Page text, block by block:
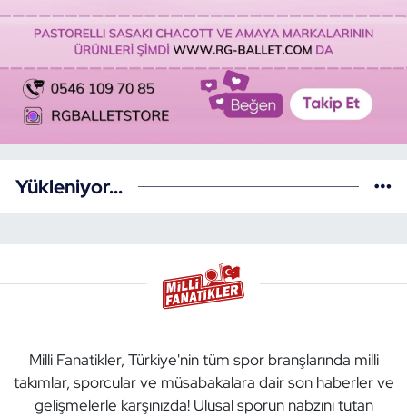
Yükleniyor...
Milli Fanatikler, Türkiye'nin tüm spor branşlarında milli
takımlar, sporcular ve müsabakalara dair son haberler ve
gelişmelerle karşınızda! Ulusal sporun nabzını tutan